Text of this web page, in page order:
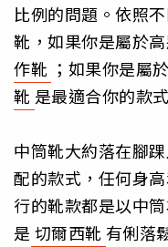
比例的問題。依照
靴，如果你是屬於
作靴 ；如果你是屬
靴 是最適合你的款
中筒靴大約落在腳
配的款式，任何身
行的靴款都是以中
是 切爾西靴 有俐落